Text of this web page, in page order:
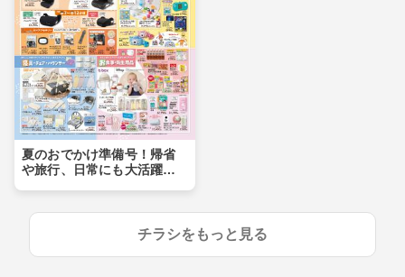
夏のおでかけ準備号！帰省
や旅行、日常にも大活躍ア
チラシをもっと見る